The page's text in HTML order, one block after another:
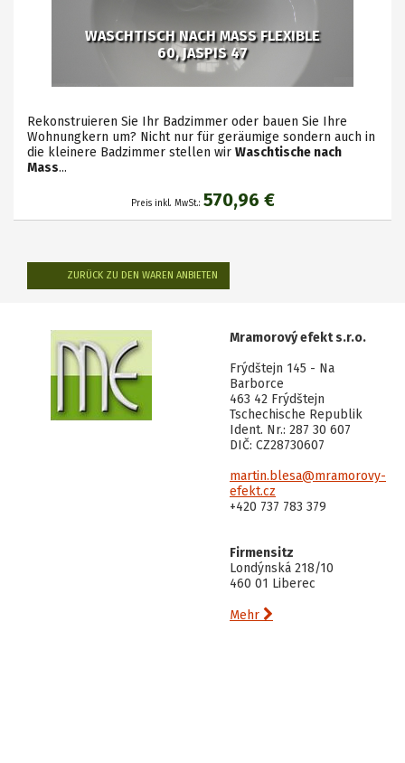
WASCHTISCH NACH MASS FLEXIBLE
60, JASPIS 47
Rekonstruieren Sie Ihr Badzimmer oder bauen Sie Ihre
Wohnungkern um? Nicht nur für geräumige sondern auch in
die kleinere Badzimmer stellen wir Waschtische nach
Mass...
Preis inkl. MwSt.: 570,96 €
ZURÜCK ZU DEN WAREN ANBIETEN
Mramorový efekt s.r.o.
Frýdštejn 145 - Na
Barborce
463 42 Frýdštejn
Tschechische Republik
Ident. Nr.: 287 30 607
DIČ: CZ28730607
martin.blesa@mramorovy-
efekt.cz
+420 737 783 379
Firmensitz
Londýnská 218/10
460 01 Liberec
Mehr 